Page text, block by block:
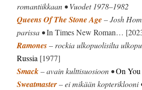
romantiikkaan • Vuodet 1978–1982
Queens Of The Stone Age– Josh
parissa •In Times New Roman…
Ramones– rockia ulkopuolisilta
Russia [1977]
Smack– avain kulttisuosioon •On You
Sweatmaster– ei mikään kopteriklooni